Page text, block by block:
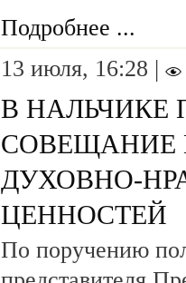
Подробнее ...
13 июля, 16:28 |
В НАЛЬЧИКЕ
СОВЕЩАНИЕ
ДУХОВНО-
ЦЕННОСТЕЙ
По поручению